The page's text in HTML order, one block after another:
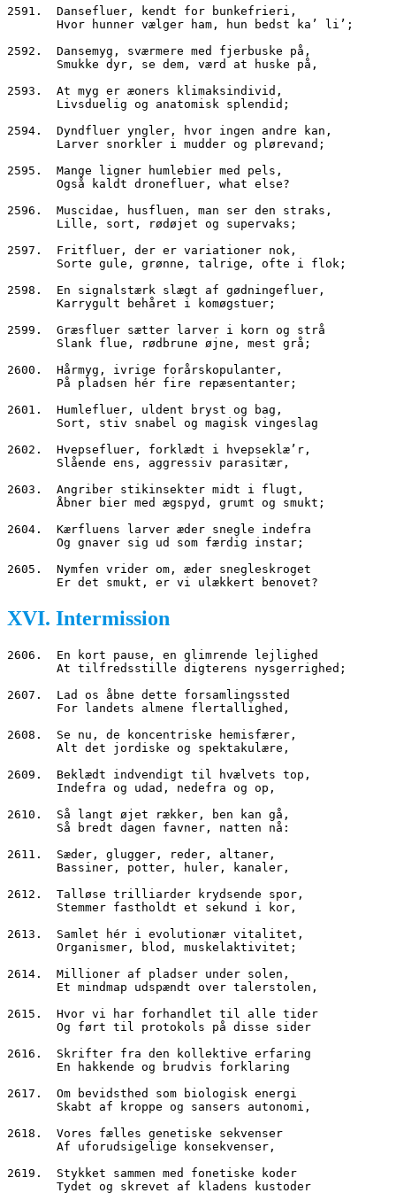
2591.  Dansefluer, kendt for bunkefrieri,
       Hvor hunner vælger ham, hun bedst ka’ li’;
2592.  Dansemyg, sværmere med fjerbuske på,
       Smukke dyr, se dem, værd at huske på,
2593.  At myg er æoners klimaksindivid,
       Livsduelig og anatomisk splendid;
2594.  Dyndfluer yngler, hvor ingen andre kan,
       Larver snorkler i mudder og plørevand;
2595.  Mange ligner humlebier med pels,
       Også kaldt dronefluer, what else?
2596.  Muscidae, husfluen, man ser den straks,
       Lille, sort, rødøjet og supervaks;
2597.  Fritfluer, der er variationer nok,
       Sorte gule, grønne, talrige, ofte i flok;
2598.  En signalstærk slægt af gødningefluer,
       Karrygult behåret i komøgstuer;
2599.  Græsfluer sætter larver i korn og strå
       Slank flue, rødbrune øjne, mest grå;
2600.  Hårmyg, ivrige forårskopulanter,
       På pladsen hér fire repæsentanter;
2601.  Humlefluer, uldent bryst og bag,
       Sort, stiv snabel og magisk vingeslag
2602.  Hvepsefluer, forklædt i hvepseklæ’r,
       Slående ens, aggressiv parasitær,
2603.  Angriber stikinsekter midt i flugt,
       Åbner bier med ægspyd, grumt og smukt;
2604.  Kærfluens larver æder snegle indefra
       Og gnaver sig ud som færdig instar;
2605.  Nymfen vrider om, æder snegleskroget
       Er det smukt, er vi ulækkert benovet?
XVI. Intermission
2606.  En kort pause, en glimrende lejlighed
       At tilfredsstille digterens nysgerrighed;
2607.  Lad os åbne dette forsamlingssted
       For landets almene flertallighed,
2608.  Se nu, de koncentriske hemisfærer,
       Alt det jordiske og spektakulære,
2609.  Beklædt indvendigt til hvælvets top,
       Indefra og udad, nedefra og op,
2610.  Så langt øjet rækker, ben kan gå,
       Så bredt dagen favner, natten nå:
2611.  Sæder, glugger, reder, altaner,
       Bassiner, potter, huler, kanaler,
2612.  Talløse trilliarder krydsende spor,
       Stemmer fastholdt et sekund i kor,
2613.  Samlet hér i evolutionær vitalitet,
       Organismer, blod, muskelaktivitet;
2614.  Millioner af pladser under solen,
       Et mindmap udspændt over talerstolen,
2615.  Hvor vi har forhandlet til alle tider
       Og ført til protokols på disse sider
2616.  Skrifter fra den kollektive erfaring
       En hakkende og brudvis forklaring
2617.  Om bevidsthed som biologisk energi
       Skabt af kroppe og sansers autonomi,
2618.  Vores fælles genetiske sekvenser
       Af uforudsigelige konsekvenser,
2619.  Stykket sammen med fonetiske koder
       Tydet og skrevet af kladens kustoder